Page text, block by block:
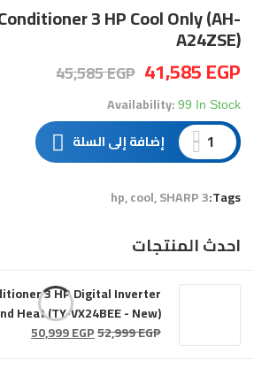
3 HP Cool Only (AH-
A24ZSE)
45,585EGP السعر
الأصلي
45,585 EGP.
41,585EGP السعر
الحالي
41,585 EGP.
Availability:99 In Stock
إضافة إلى السلة
Tags:
3 hp
cool SHARP
احدث المنتجات
3 HP Digital Inverter
Heat (TY-VX24BEE - New)
52,999EGP
السعر50,999EGP
السعر